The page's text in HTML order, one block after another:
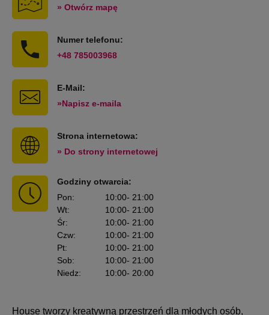
» Otwórz mapę
Numer telefonu:
+48 785003968
E-Mail:
»Napisz e-maila
Strona internetowa:
» Do strony internetowej
Godziny otwarcia:
Pon: 10:00- 21:00
Wt: 10:00- 21:00
Śr: 10:00- 21:00
Czw: 10:00- 21:00
Pt: 10:00- 21:00
Sob: 10:00- 21:00
Niedz: 10:00- 20:00
House tworzy kreatywną przestrzeń dla młodych osób,